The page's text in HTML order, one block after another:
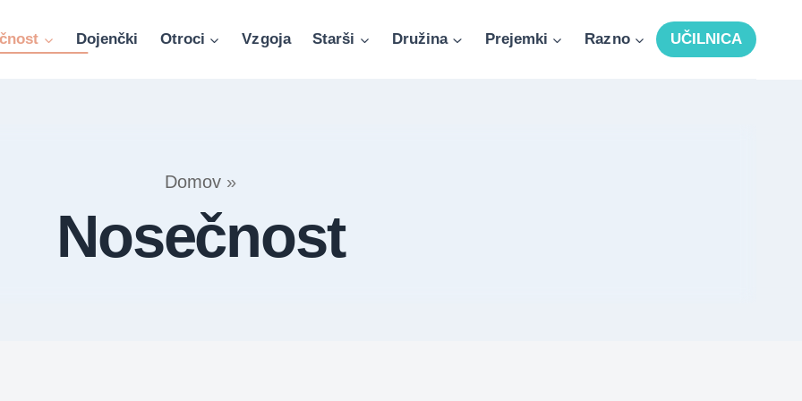
Dojenčki Otroci Vzgoja Starši Družina Prejemki Razno UČILNICA
Domov »
Nosečnost